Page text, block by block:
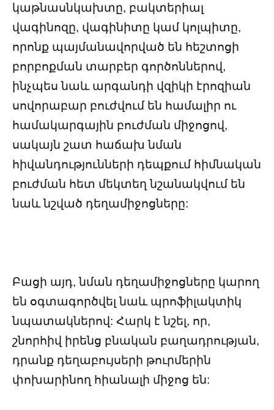
կաթնասնկախտը, բակտերիալ
վագինոզը, վագինիտը կամ կոլպիտը,
որոնք պայմանավորված են հեշտոցի
բորբոքման տարբեր գործոններով,
ինչպես նաև արգանդի վզիկի էրոզիան
սովորաբար բուժվում են համալիր ու
համակարգային բուժման միջոցով,
սակայն շատ հաճախ նման
հիվանդությունների դեպքում հիմնական
բուժման հետ մեկտեղ նշանակվում են
նաև նշված դեղամիջոցները:
Բացի այդ, նման դեղամիջոցները կարող
են օգտագործվել նաև պրոֆիլակտիկ
նպատակներով: Հարկ է նշել, որ,
շնորհիվ իրենց բնական բաղադրության,
դրանք դեղաբույսերի թուրմերին
փոխարինող հիանալի միջոց են: